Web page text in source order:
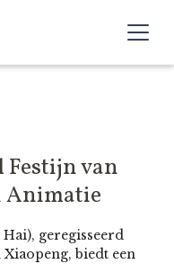
Festijn van
Animatie
Hai), geregisseerd
biedt een